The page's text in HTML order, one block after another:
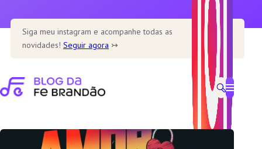
para
Siga meu instagram e acompanhe todas as
novidades!Seguir agora ↣